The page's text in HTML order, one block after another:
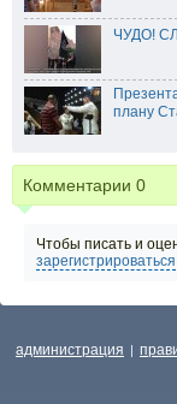
ЧУДО!
плану
Комментарии 0
Чтобы писать и
зарегистрироваться
администрация |